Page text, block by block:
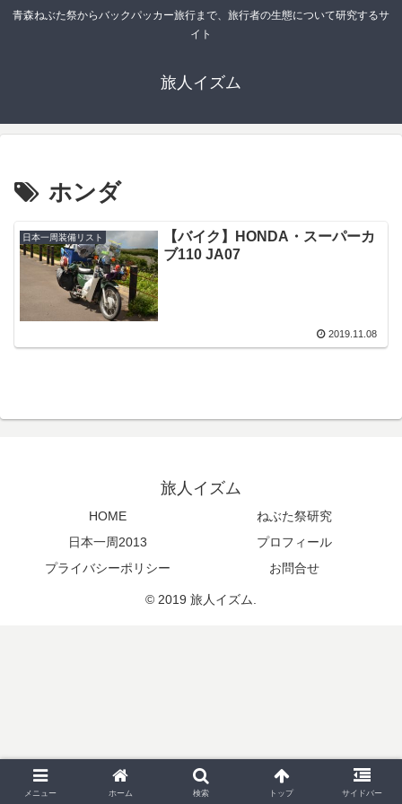
青森ねぶた祭からバックパッカー旅行まで、旅行者の生態について研究するサ
イト
旅人イズム
ホンダ
日本一周装備リスト
【バイク】HONDA・スーパーカ
ブ110 JA07
2019.11.08
旅人イズム
HOME
ねぶた祭研究
日本一周2013
プロフィール
プライバシーポリシー
お問合せ
© 2019 旅人イズム.
メニュー ホーム 検索 トップ サイドバー